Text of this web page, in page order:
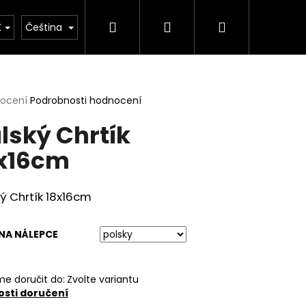
Čeština Hledat PřihlášeníNákupní
Podrobnosti hodnocení
Chrtík
Chrtík 18x16cm
NÁLEPCE
doručit do: Zvolte variantu
doručení